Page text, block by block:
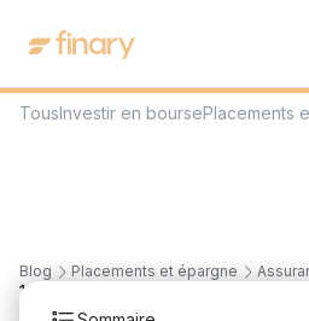
Blog Placements et épargne
13
TousInvestir en boursePlacements